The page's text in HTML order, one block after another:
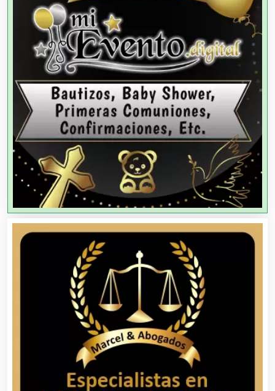
Agencias de Colocación
Agencias de Modelos
Agencias de Publicidad
Agencias de Viajes
Agricultores
Agricultura y Ganadería
Agua Purificada
Aire Acondicionado